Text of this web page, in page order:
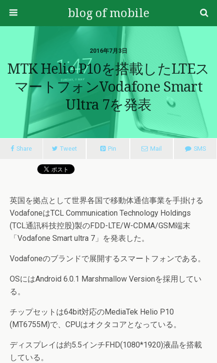
blog of mobile
2016年7月3日
MTK Helio P10を搭載したLTEス
マートフォンVodafone Smart
Ultra 7を発表
Share Tweet Pin Mail SMS
英国を拠点として世界各国で移動体通信事業を手掛ける
VodafoneはTCL Communication Technology Holdings
(TCL通訊科技控股)製のFDD-LTE/W-CDMA/GSM端末
「Vodafone Smart ultra 7」を発表した。
Vodafoneのブランドで展開するスマートフォンである。
OSにはAndroid 6.0.1 Marshmallow Versionを採用してい
る。
チップセットは64bit対応のMediaTek Helio P10
(MT6755M)で、CPUはオクタコアとなっている。
ディスプレイは約5.5インチFHD(1080*1920)液晶を搭載
している。